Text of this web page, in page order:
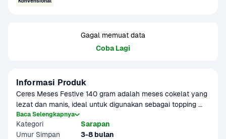
Gagal memuat data
Coba Lagi
Informasi Produk
Ceres Meses Festive 140 gram adalah meses cokelat yang
lezat dan manis, ideal untuk digunakan sebagai topping
kue, es krim, atau hidangan manis lainnya. Dengan
kemasan praktis 140 gram, produk ini sangat cocok
digunakan untuk dekorasi kue atau sebagai bahan
Baca Selengkapnya
Kategori
Sarapan
Umur Simpan
3-8 bulan